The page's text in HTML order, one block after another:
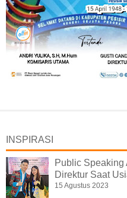
INSPIRASI
Public Speaking
Direktur Saat
15 Agustus 2023